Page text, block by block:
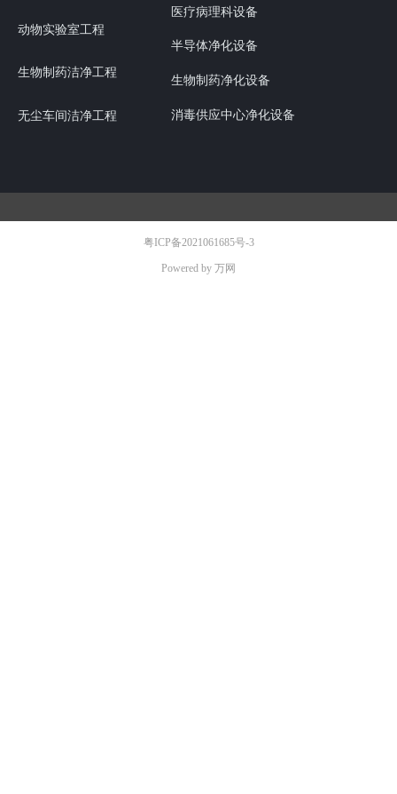
动物实验室工程
生物制药洁净工程
无尘车间洁净工程
医疗病理科设备
半导体净化设备
生物制药净化设备
消毒供应中心净化设备
粤ICP备2021061685号-3
Powered by 万网